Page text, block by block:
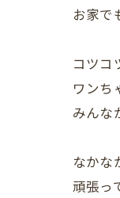
お家で
コツコ
ワンち
みんな
なかな
頑張っ